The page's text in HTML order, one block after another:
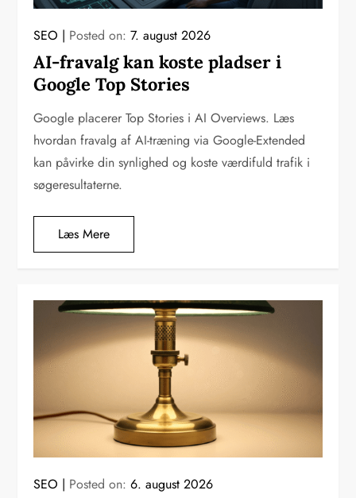
SEO Posted on:7. august 2026
AI-fravalg kan koste pladser i
Google Top Stories
Google placerer Top Stories i AI Overviews. Læs
hvordan fravalg af AI-træning via Google-Extended
kan påvirke din synlighed og koste værdifuld trafik i
søgeresultaterne.
Læs Mere
SEO Posted on:6. august 2026